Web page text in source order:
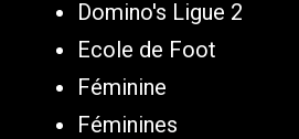
Domino's Ligue 2
Ecole de Foot
Féminine
Féminines